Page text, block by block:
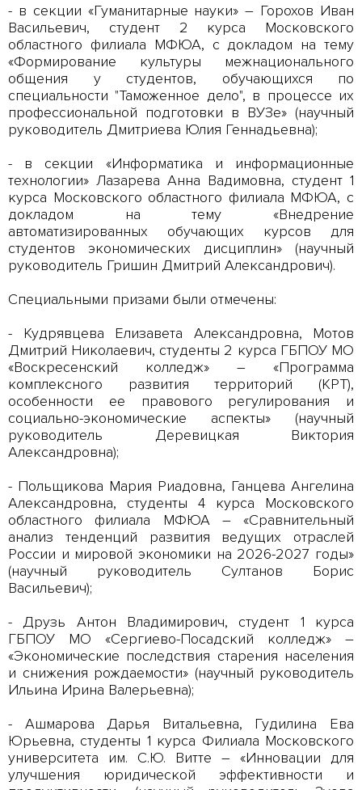
- в секции «Гуманитарные науки» – Горохов Иван
Васильевич, студент 2 курса Московского
областного филиала МФЮА, с докладом на тему
«Формирование культуры межнационального
общения у студентов, обучающихся по
специальности "Таможенное дело", в процессе их
профессиональной подготовки в ВУЗе» (научный
руководитель Дмитриева Юлия Геннадьевна);
- в секции «Информатика и информационные
технологии» Лазарева Анна Вадимовна, студент 1
курса Московского областного филиала МФЮА, с
докладом на тему «Внедрение
автоматизированных обучающих курсов для
студентов экономических дисциплин» (научный
руководитель Гришин Дмитрий Александрович).
Специальными призами были отмечены:
- Кудрявцева Елизавета Александровна, Мотов
Дмитрий Николаевич, студенты 2 курса ГБПОУ МО
«Воскресенский колледж» – «Программа
комплексного развития территорий (КРТ),
особенности ее правового регулирования и
социально-экономические аспекты» (научный
руководитель Деревицкая Виктория
Александровна);
- Польщикова Мария Риадовна, Ганцева Ангелина
Александровна, студенты 4 курса Московского
областного филиала МФЮА – «Сравнительный
анализ тенденций развития ведущих отраслей
России и мировой экономики на 2026-2027 годы»
(научный руководитель Султанов Борис
Васильевич);
- Друзь Антон Владимирович, студент 1 курса
ГБПОУ МО «Сергиево-Посадский колледж» –
«Экономические последствия старения населения
и снижения рождаемости» (научный руководитель
Ильина Ирина Валерьевна);
- Ашмарова Дарья Витальевна, Гудилина Ева
Юрьевна, студенты 1 курса Филиала Московского
университета им. С.Ю. Витте – «Инновации для
улучшения юридической эффективности и